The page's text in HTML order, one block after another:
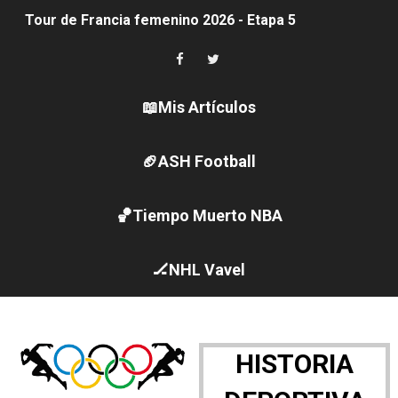
Tour de Francia femenino 2026 - Etapa 5
Women's Pro Baseball League 2026
Campeonato de Europa en aguas abiertas 2026
Canadá Open 2026
Mundial de MotoGP 2026 - GP Gran Bretaña
Canadian Elite Basketball League
Canadian Football League 2026 - Week 10
EFA y AFLE 2026 - Regular season
📖Mis Artículos
🏈ASH Football
🏀Tiempo Muerto NBA
🏒NHL Vavel
HISTORIA